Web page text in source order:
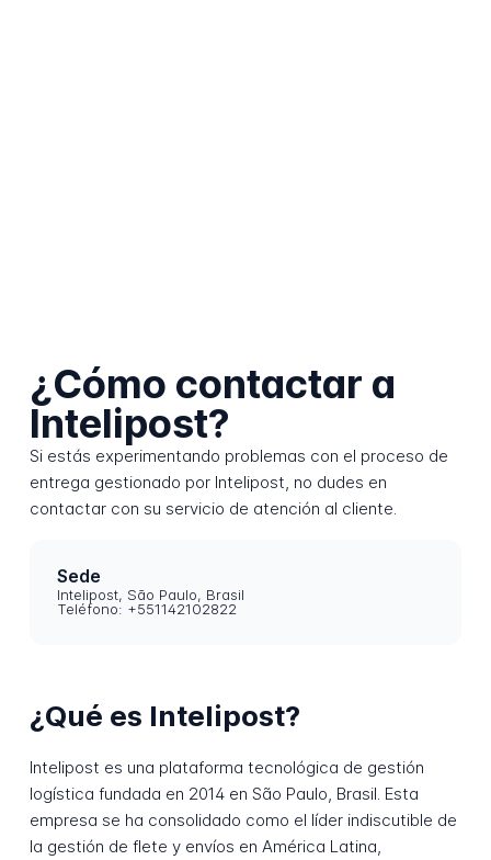
¿Cómo contactar a
Intelipost?
Si estás experimentando problemas con el proceso de
entrega gestionado por Intelipost, no dudes en
contactar con su servicio de atención al cliente.
Sede
Intelipost, São Paulo, Brasil
Teléfono: +551142102822
¿Qué es Intelipost?
Intelipost es una plataforma tecnológica de gestión
logística fundada en 2014 en São Paulo, Brasil. Esta
empresa se ha consolidado como el líder indiscutible de
la gestión de flete y envíos en América Latina,